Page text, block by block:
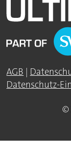
AGB |
Datenschutz-
©